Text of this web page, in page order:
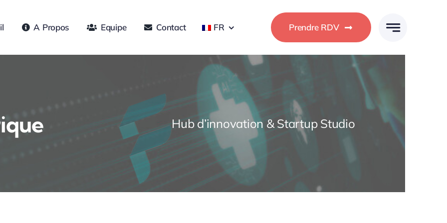
A Propos Equipe Contact FR Prendre RDV
Hub d’innovation & Startup Studio